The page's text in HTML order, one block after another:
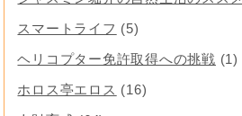
スマートライフ (5)
ヘリコプター免許取得への挑戦 (1)
ホロス亭エロス (16)